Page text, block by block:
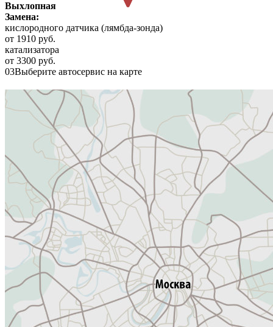
Выхлопная
Замена:
кислородного датчика (лямбда-зонда)
от 1910 руб.
катализатора
от 3300 руб.
03Выберите автосервис на карте